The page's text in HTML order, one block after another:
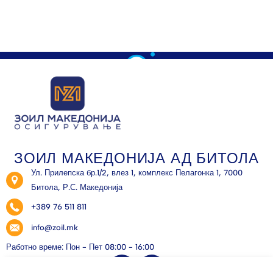
ЗОИЛ МАКЕДОНИЈА АД БИТОЛА
Ул. Прилепска бр.1/2, влез 1, комплекс Пелагонка 1, 7000
Битола, Р.С. Македонија
+389 76 511 811
info@zoil.mk
Работно време: Пон - Пет 08:00 - 16:00